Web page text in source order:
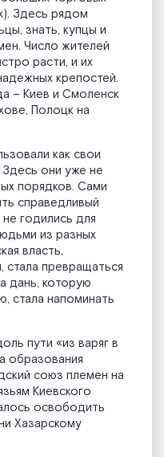
Здесь рядом
знать, купцы и
Число жителей
расти, и их
крепостей.
– Киев и Смоленск
Полоцк на
как свои
они уже не
порядков. Сами
справедливый
годились для
из разных
власть,
превращаться
дань, которую
стала напоминать
пути «из варяг в
образования
союз племен на
Киевского
освободить
Хазарскому